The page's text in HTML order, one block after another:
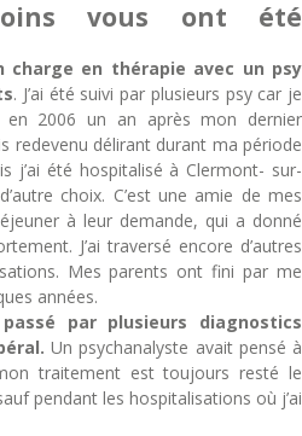
vous ont été
charge en thérapie avec un psy
. J’ai été suivi par plusieurs psy car je
en 2006 un an après mon dernier
redevenu délirant durant ma période
j’ai été hospitalisé à Clermont- sur-
choix. C’est une amie de mes
à leur demande, qui a donné
J’ai traversé encore d’autres
Mes parents ont fini par me
années.
par plusieurs diagnostics
Un psychanalyste avait pensé à
traitement est toujours resté le
pendant les hospitalisations où j’ai